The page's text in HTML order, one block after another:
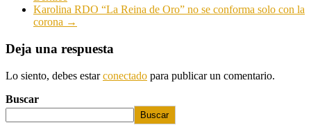
Karolina RDO “La Reina de Oro” no se conforma solo con la
corona →
Deja una respuesta
Lo siento, debes estarconectado para publicar un comentario.
Buscar
Buscar